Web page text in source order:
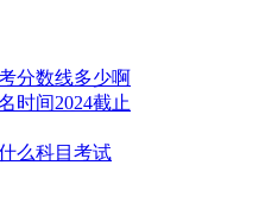
分数线多少啊
时间2024截止
么科目考试